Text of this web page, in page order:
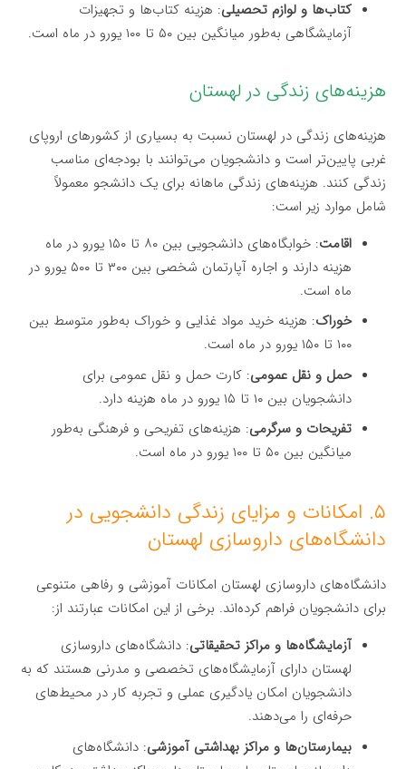
کتاب‌ها و لوازم تحصیلی: هزینه کتاب‌ها و تجهیزات
آزمایشگاهی به‌طور میانگین بین ۵۰ تا ۱۰۰ یورو در ماه است.
هزینه‌های زندگی در لهستان
هزینه‌های زندگی در لهستان نسبت به بسیاری از کشورهای اروپای
غربی پایین‌تر است و دانشجویان می‌توانند با بودجه‌ای مناسب
زندگی کنند. هزینه‌های زندگی ماهانه برای یک دانشجو معمولاً
شامل موارد زیر است:
اقامت
: خوابگاه‌های دانشجویی بین ۸۰ تا ۱۵۰ یورو در ماه
هزینه دارند و اجاره آپارتمان شخصی بین ۳۰۰ تا ۵۰۰ یورو در
ماه است.
خوراک: هزینه خرید مواد غذایی و خوراک به‌طور متوسط بین
۱۰۰ تا ۱۵۰ یورو در ماه است.
حمل و نقل عمومی: کارت حمل و نقل عمومی برای
دانشجویان بین ۱۰ تا ۱۵ یورو در ماه هزینه دارد.
تفریحات و سرگرمی: هزینه‌های تفریحی و فرهنگی به‌طور
میانگین بین ۵۰ تا ۱۰۰ یورو در ماه است.
۵. امکانات و مزایای زندگی دانشجویی در
دانشگاه‌های داروسازی لهستان
دانشگاه‌های داروسازی لهستان امکانات آموزشی و رفاهی متنوعی
برای دانشجویان فراهم کرده‌اند. برخی از این امکانات عبارتند از:
آزمایشگاه‌ها و مراکز تحقیقاتی: دانشگاه‌های داروسازی
لهستان دارای آزمایشگاه‌های تخصصی و مدرنی هستند که به
دانشجویان امکان یادگیری عملی و تجربه کار در محیط‌های
حرفه‌ای را می‌دهند.
بیمارستان‌ها و مراکز بهداشتی آموزشی: دانشگاه‌های